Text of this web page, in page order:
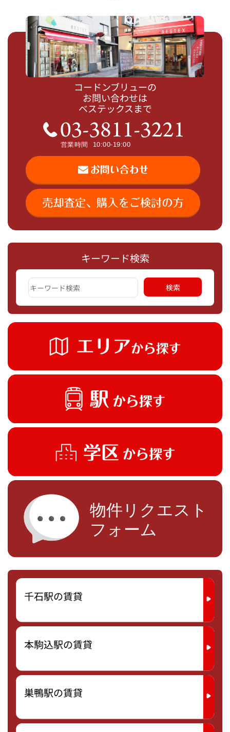
キーワード検索
千石駅の賃貸
本駒込駅の賃貸
巣鴨駅の賃貸
コードンブリューの
お問い合わせは
ベステックスまで